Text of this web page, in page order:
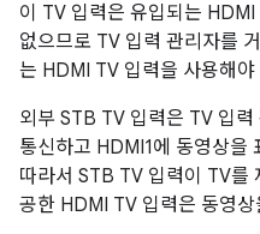
이 TV 입력은 유입되는
없으므로 TV 입력 관리자를
는 HDMI TV 입력을 사용해야
외부 STB TV 입력은 TV 입
통신하고 HDMI1에 동영상을
따라서 STB TV 입력이 TV를
공한 HDMI TV 입력은 동영